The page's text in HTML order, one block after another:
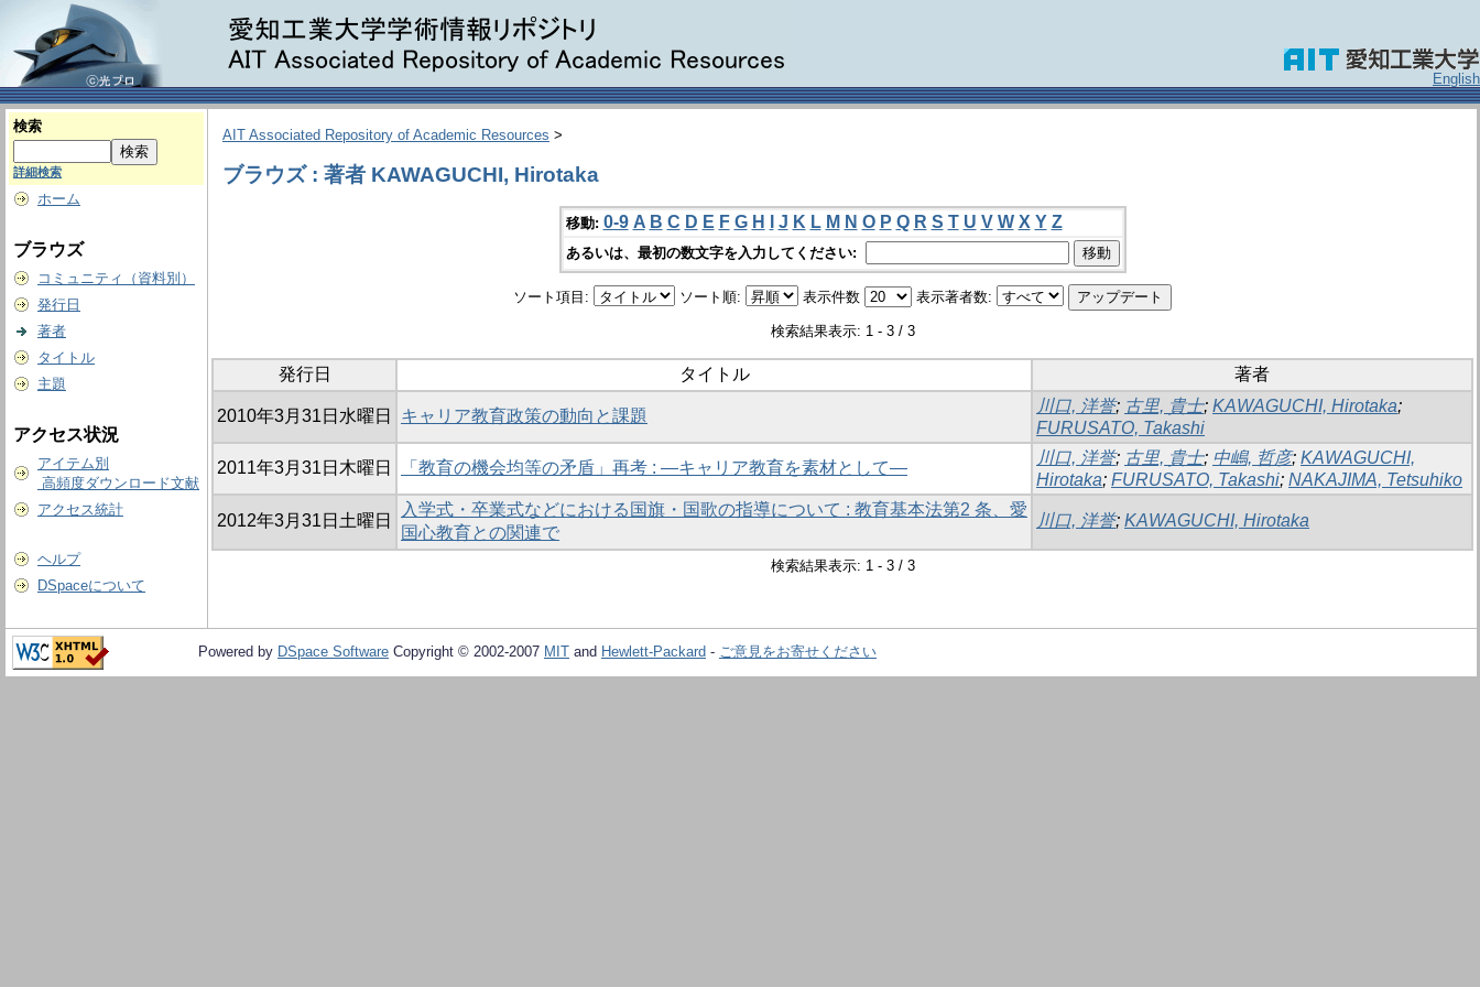
English
検索
詳細検索
ホーム
ブラウズ
コミュニティ（資料別）
発行日
著者
タイトル
主題
アクセス状況
アイテム別
高頻度ダウンロード文献
アクセス統計
ヘルプ
DSpaceについて
AIT Associated Repository of Academic Resources >
ブラウズ : 著者 KAWAGUCHI, Hirotaka
移動: 0-9 A B C D E F G H J K L M N O P Q R S T U V W X Y Z
あるいは、最初の数文字を入力してください:
ソート項目: ソート順: 表示件数 表示著者数:
検索結果表示: 1 - 3 / 3
発行日 タイトル 著者
2010年3月31日水曜日 キャリア教育政策の動向と課題
川口, 洋誉; 古里, 貴士; KAWAGUCHI, Hirotaka;
FURUSATO, Takashi
2011年3月31日木曜日 「教育の機会均等の矛盾」再考 : ―キャリア教育を素材として―
川口, 洋誉; 古里, 貴士; 中嶋, 哲彦; KAWAGUCHI,
Hirotaka; FURUSATO, Takashi; NAKAJIMA, Tetsuhiko
2012年3月31日土曜日
入学式・卒業式などにおける国旗・国歌の指導について : 教育基本法第2 条、愛
国心教育との関連で
川口, 洋誉; KAWAGUCHI, Hirotaka
検索結果表示: 1 - 3 / 3
Powered by DSpace Software Copyright © 2002-2007 MIT and Hewlett-Packard - ご意見をお寄せください